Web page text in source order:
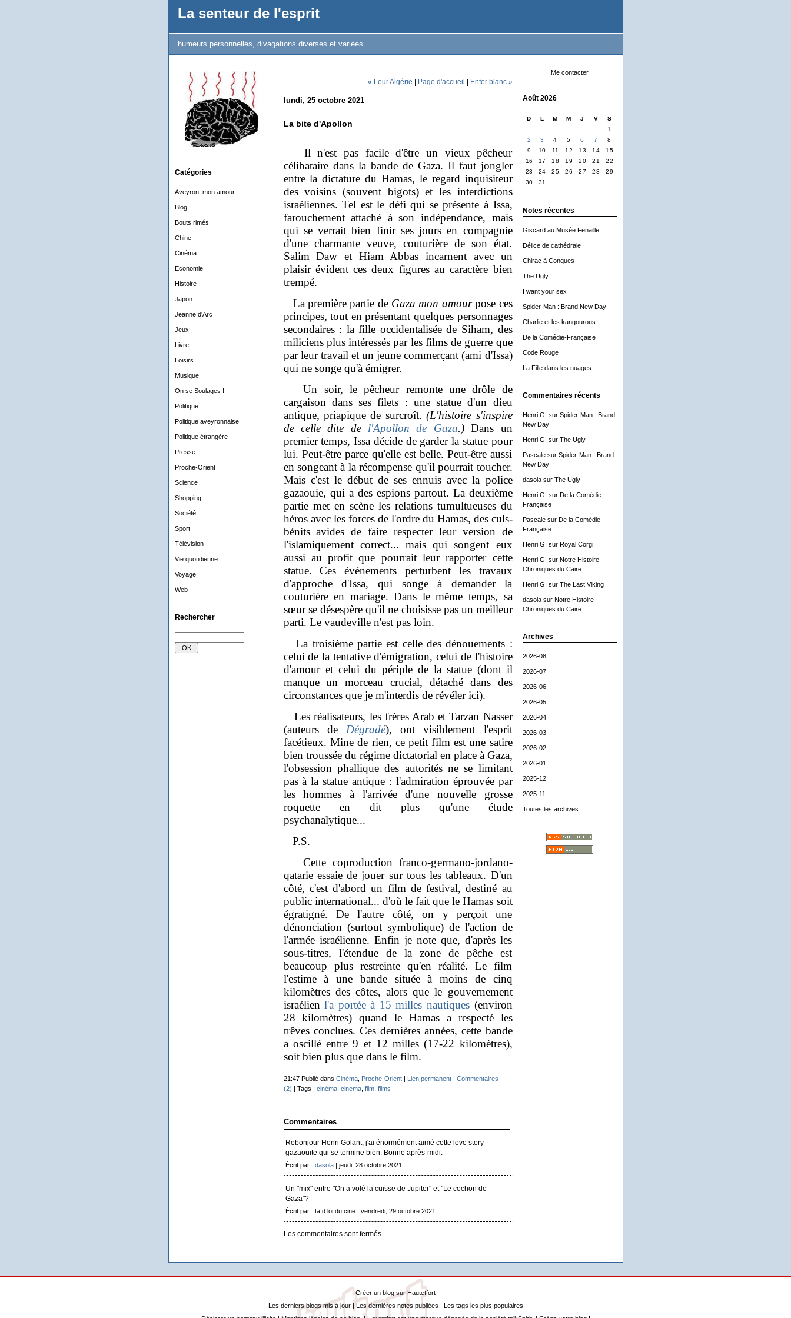
La senteur de l'esprit
humeurs personnelles, divagations diverses et variées
Catégories
Aveyron, mon amour
Blog
Bouts rimés
Chine
Cinéma
Economie
Histoire
Japon
Jeanne d'Arc
Jeux
Livre
Loisirs
Musique
On se Soulages !
Politique
Politique aveyronnaise
Politique étrangère
Presse
Proche-Orient
Science
Shopping
Société
Sport
Télévision
Vie quotidienne
Voyage
Web
Rechercher
Me contacter
Août 2026
D L M M J V
S
1
2
3 4 5 6 7
8
9
10 11 12 13 14
15
16
17 18 19 20 21
22
23
24 25 26 27 28
29
30
31
Notes récentes
Giscard au Musée Fenaille
Délice de cathédrale
Chirac à Conques
The Ugly
I want your sex
Spider-Man : Brand New Day
Charlie et les kangourous
De la Comédie-Française
Code Rouge
La Fille dans les nuages
Commentaires récents
Henri G. sur Spider-Man : Brand
New Day
Henri G. sur The Ugly
Pascalesur Spider-Man : Brand
New Day
dasolasur The Ugly
Henri G. sur De la Comédie-
Française
Pascalesur De la Comédie-
Française
Henri G. sur Royal Corgi
Henri G. sur Notre Histoire -
Chroniques du Caire
Henri G. sur The Last Viking
dasolasur Notre Histoire -
Chroniques du Caire
Archives
2026-08
2026-07
2026-06
2026-05
2026-04
2026-03
2026-02
2026-01
2025-12
2025-11
Toutes les archives
« Leur Algérie | Page d'accueil | Enfer blanc »
lundi, 25 octobre 2021
La bite d'Apollon
Il n'est pas facile d'être un vieux pêcheur
célibataire dans la bande de Gaza. Il faut jongler
entre la dictature du Hamas, le regard inquisiteur
des voisins (souvent bigots) et les interdictions
israéliennes. Tel est le défi qui se présente à Issa,
farouchement attaché à son indépendance, mais
qui se verrait bien finir ses jours en compagnie
d'une charmante veuve, couturière de son état.
Salim Daw et Hiam Abbas incarnent avec un
plaisir évident ces deux figures au caractère bien
trempé.
La première partie de Gaza mon amourpose ces
principes, tout en présentant quelques personnages
secondaires : la fille occidentalisée de Siham, des
miliciens plus intéressés par les films de guerre que
par leur travail et un jeune commerçant (ami d'Issa)
qui ne songe qu'à émigrer.
Un soir, le pêcheur remonte une drôle de
cargaison dans ses filets : une statue d'un dieu
antique, priapique de surcroît.(L'histoire s'inspire
de celle dite de l'Apollon de Gaza.)Dans un
premier temps, Issa décide de garder la statue pour
lui. Peut-être parce qu'elle est belle. Peut-être aussi
en songeant à la récompense qu'il pourrait toucher.
Mais c'est le début de ses ennuis avec la police
gazaouie, qui a des espions partout. La deuxième
partie met en scène les relations tumultueuses du
héros avec les forces de l'ordre du Hamas, des culs-
bénits avides de faire respecter leur version de
l'islamiquement correct... mais qui songent eux
aussi au profit que pourrait leur rapporter cette
statue. Ces événements perturbent les travaux
d'approche d'Issa, qui songe à demander la
couturière en mariage. Dans le même temps, sa
sœur se désespère qu'il ne choisisse pas un meilleur
parti. Le vaudeville n'est pas loin.
La troisième partie est celle des dénouements :
celui de la tentative d'émigration, celui de l'histoire
d'amour et celui du périple de la statue (dont il
manque un morceau crucial, détaché dans des
circonstances que je m'interdis de révéler ici).
Les réalisateurs, les frères Arab et Tarzan Nasser
(auteurs de Dégradé), ont visiblement l'esprit
facétieux. Mine de rien, ce petit film est une satire
bien troussée du régime dictatorial en place à Gaza,
l'obsession phallique des autorités ne se limitant
pas à la statue antique : l'admiration éprouvée par
les hommes à l'arrivée d'une nouvelle grosse
roquette en dit plus qu'une étude
psychanalytique...
P.S.
Cette coproduction franco-germano-jordano-
qatarie essaie de jouer sur tous les tableaux. D'un
côté, c'est d'abord un film de festival, destiné au
public international... d'où le fait que le Hamas soit
égratigné. De l'autre côté, on y perçoit une
dénonciation (surtout symbolique) de l'action de
l'armée israélienne. Enfin je note que, d'après les
sous-titres, l'étendue de la zone de pêche est
beaucoup plus restreinte qu'en réalité. Le film
l'estime à une bande située à moins de cinq
kilomètres des côtes, alors que le gouvernement
israélienl'a portée à 15 milles nautiques(environ
28 kilomètres) quand le Hamas a respecté les
trêves conclues. Ces dernières années, cette bande
a oscillé entre 9 et 12 milles (17-22 kilomètres),
soit bien plus que dans le film.
21:47 Publié dans Cinéma, Proche-Orient| Lien permanent| Commentaires
(2) | Tags : cinéma, cinema, film, films
Commentaires
Rebonjour Henri Golant, j'ai énormément aimé cette love story
gazaouite qui se termine bien. Bonne après-midi.
Écrit par : dasola| jeudi, 28 octobre 2021
Un "mix" entre "On a volé la cuisse de Jupiter" et "Le cochon de
Gaza"?
Écrit par : ta d loi du cine | vendredi, 29 octobre 2021
Les commentaires sont fermés.
Créer un blog surHautetfort
Les derniers blogs mis à jour| Les dernières notes publiées | Les tags les plus populaires